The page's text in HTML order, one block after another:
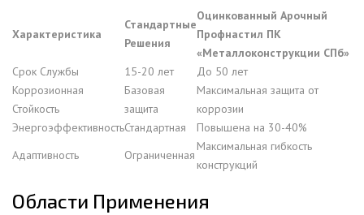
Характеристика
Стандартные
Решения
Оцинкованный Арочный
Профнастил ПК
«Металлоконструкции СПб»
Срок Службы
15-20 лет
До 50 лет
Коррозионная
Стойкость
Базовая
защита
Максимальная защита от
коррозии
ЭнергоэффективностьСтандартная
Повышена на 30-40%
Адаптивность
Ограниченная
Максимальная гибкость
конструкций
Области Применения